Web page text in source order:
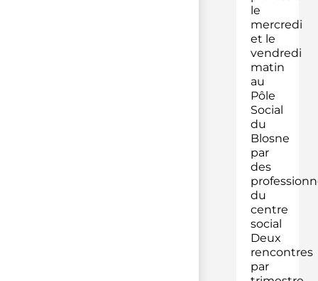
le
mercredi
et le
vendredi
matin
au
Pôle
Social
du
Blosne
par
des
du
centre
social
Deux
rencontres
par